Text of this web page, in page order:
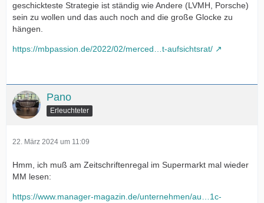
geschickteste Strategie ist ständig wie Andere (LVMH, Porsche)
sein zu wollen und das auch noch and die große Glocke zu
hängen.
https://mbpassion.de/2022/02/merced…t-aufsichtsrat/
Pano
Erleuchteter
22. März 2024 um 11:09
Hmm, ich muß am Zeitschriftenregal im Supermarkt mal wieder
MM lesen:
https://www.manager-magazin.de/unternehmen/au…1c-